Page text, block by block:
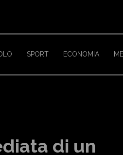
SPORT ECONOMIA
di un